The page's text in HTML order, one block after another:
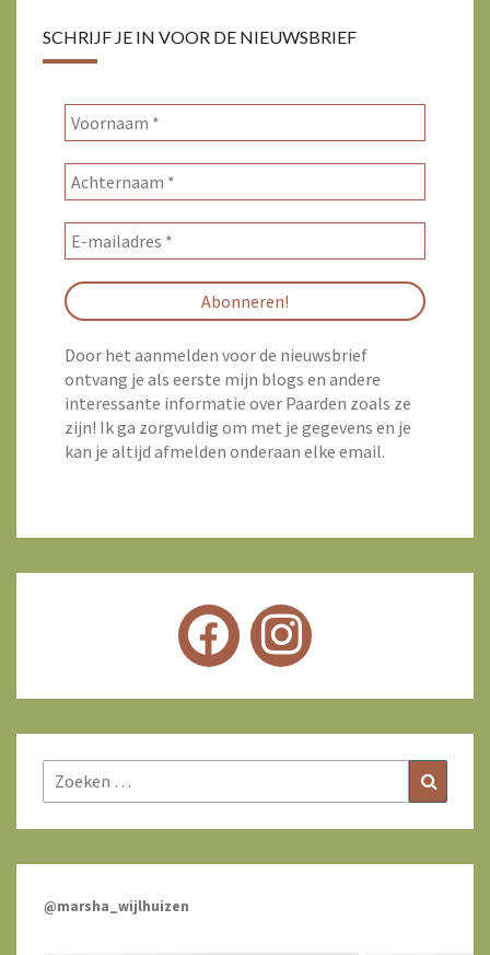
SCHRIJF JE IN VOOR DE NIEUWSBRIEF
Door het aanmelden voor de nieuwsbrief
ontvang je als eerste mijn blogs en andere
interessante informatie over Paarden zoals ze
zijn! Ik ga zorgvuldig om met je gegevens en je
kan je altijd afmelden onderaan elke email.
Zoeken
naar:
@marsha_wijlhuizen